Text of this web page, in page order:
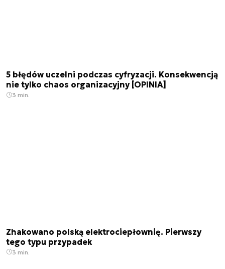
5 błędów uczelni podczas cyfryzacji. Konsekwencją
nie tylko chaos organizacyjny [OPINIA]
3 min.
Zhakowano polską elektrociepłownię. Pierwszy
tego typu przypadek
3 min.